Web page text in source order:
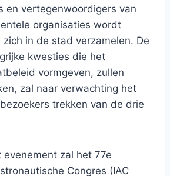
en vertegenwoordigers van
organisaties wordt
in de stad verzamelen. De
kwesties die het
vormgeven, zullen
zal naar verwachting het
trekken van de drie
evenement zal het 77e
Congres (IAC